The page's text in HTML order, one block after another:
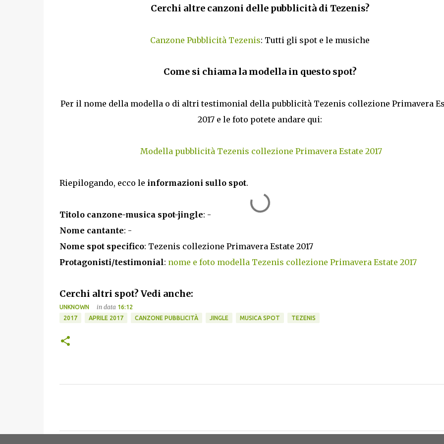
Cerchi altre canzoni delle pubblicità di Tezenis?
Canzone Pubblicità Tezenis: Tutti gli spot e le musiche
Come si chiama la modella in questo spot?
Per il nome della modella o di altri testimonial della pubblicità Tezenis collezione Primavera
2017 e le foto potete andare qui:
Modella pubblicità Tezenis collezione Primavera Estate 2017
Riepilogando, ecco le informazioni sullo spot.
Titolo canzone-musica spot-jingle: -
Nome cantante: -
Nome spot specifico: Tezenis collezione Primavera Estate 2017
Protagonisti/testimonial: nome e foto modella Tezenis collezione Primavera Estate 2017
Cerchi altri spot? Vedi anche:
UNKNOWN in data 16:12
2017
APRILE 2017 CANZONE PUBBLICITÀ JINGLE MUSICA SPOT TEZENIS